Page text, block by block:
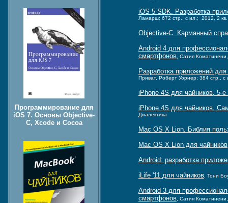
Программирование для
iOS 7. Основы Objective-
C, Xcode и Cocoa
iOS 5 SDK. Разработка
Ламарш; 672 стр., с ил.; 2012, 2
Objective-C. Карманный
Android 4 для
смартфонов, Сатия
Разработка приложений
Приват, Роберт Уорнер; 384 стр.,
iPhone 4S для чайников, 5-е
iPhone 4S для чайников.
Диалектика
Mac OS X Lion. Библия
Mac OS X Lion для чайников
Android: разработка
iLife '11 для чайников, Тони
Android 3 для
смартфонов, Сатия